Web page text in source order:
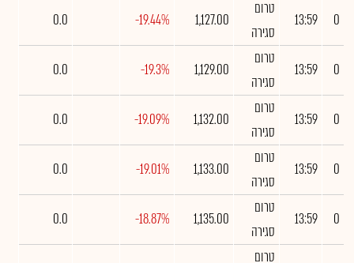
0
13:59
טרום
סגירה
1,127.00
-19.44%
0.0
0
13:59
טרום
סגירה
1,129.00
-19.3%
0.0
0
13:59
טרום
סגירה
1,132.00
-19.09%
0.0
0
13:59
טרום
סגירה
1,133.00
-19.01%
0.0
0
13:59
טרום
סגירה
1,135.00
-18.87%
0.0
טרום